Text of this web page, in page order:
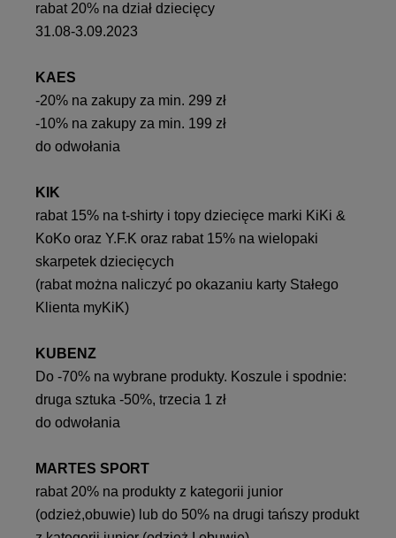
rabat 20% na dział dziecięcy
31.08-3.09.2023
KAES
-20% na zakupy za min. 299 zł
-10% na zakupy za min. 199 zł
do odwołania
KIK
rabat 15% na t-shirty i topy dziecięce marki KiKi &
KoKo oraz Y.F.K oraz rabat 15% na wielopaki
skarpetek dziecięcych
(rabat można naliczyć po okazaniu karty Stałego
Klienta myKiK)
KUBENZ
Do -70% na wybrane produkty. Koszule i spodnie:
druga sztuka -50%, trzecia 1 zł
do odwołania
MARTES SPORT
rabat 20% na produkty z kategorii junior
(odzież,obuwie) lub do 50% na drugi tańszy produkt